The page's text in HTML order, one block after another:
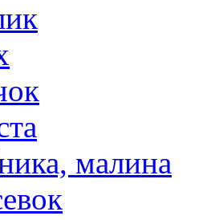
малина